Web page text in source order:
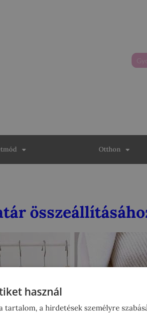
Otthon
használ
tartalom, a hirdetések személyre